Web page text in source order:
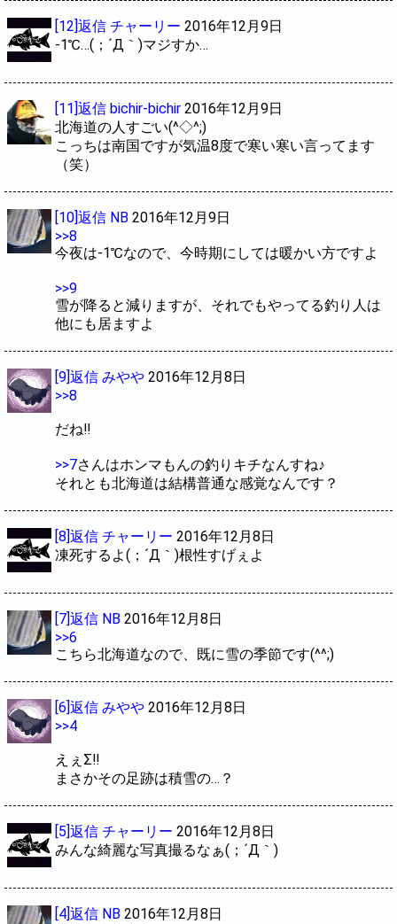
[12]返信 チャーリー 2016年12月9日
-1℃…(；´Д｀)マジすか…
[11]返信 bichir-bichir 2016年12月9日
北海道の人すごい(^◇^;)
こっちは南国ですが気温8度で寒い寒い言ってます
（笑）
[10]返信 NB 2016年12月9日
>>8
今夜は-1℃なので、今時期にしては暖かい方ですよ
>>9
雪が降ると減りますが、それでもやってる釣り人は
他にも居ますよ
[9]返信 みやや 2016年12月8日
>>8
だね‼
>>7さんはホンマもんの釣りキチなんすね♪
それとも北海道は結構普通な感覚なんです？
[8]返信 チャーリー 2016年12月8日
凍死するよ(；´Д｀)根性すげぇよ
[7]返信 NB 2016年12月8日
>>6
こちら北海道なので、既に雪の季節です(^^;)
[6]返信 みやや 2016年12月8日
>>4
えぇΣ‼
まさかその足跡は積雪の…？
[5]返信 チャーリー 2016年12月8日
みんな綺麗な写真撮るなぁ(；´Д｀)
[4]返信 NB 2016年12月8日